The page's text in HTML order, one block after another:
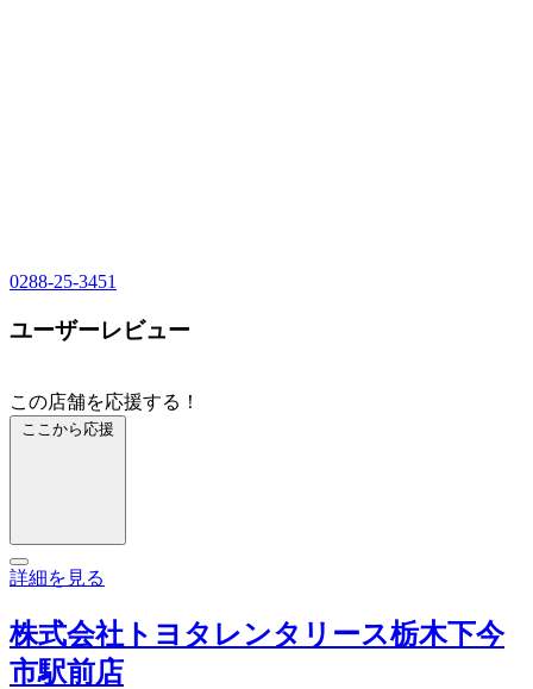
0288-25-3451
ユーザーレビュー
この店舗を応援する！
ここから応援
詳細を見る
株式会社トヨタレンタリース栃木下今
市駅前店